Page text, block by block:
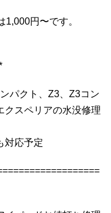
円〜です。
パクト、Z3、Z3コン
クスペリアの水没修理
対応予定